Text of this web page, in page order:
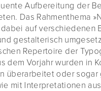
Aufbereitung der
Das Rahmenthema
auf verschiedenen
gestalterisch
Repertoire der
dem Vorjahr wurden in
überarbeitet oder sogar
mit Interpretationen